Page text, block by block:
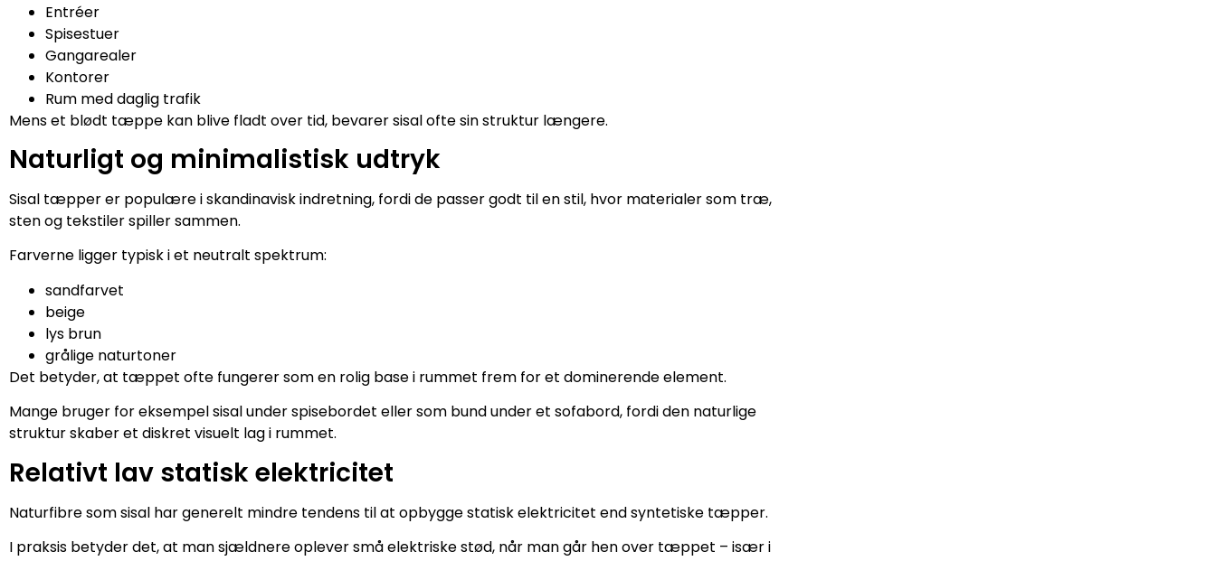
Entréer
Spisestuer
Gangarealer
Kontorer
Rum med daglig trafik
Mens et blødt tæppe kan blive fladt over tid, bevarer sisal ofte sin struktur længere.
Naturligt og minimalistisk udtryk
Sisal tæpper er populære i skandinavisk indretning, fordi de passer godt til en stil, hvor materialer som træ,
sten og tekstiler spiller sammen.
Farverne ligger typisk i et neutralt spektrum:
sandfarvet
beige
lys brun
grålige naturtoner
Det betyder, at tæppet ofte fungerer som en rolig base i rummet frem for et dominerende element.
Mange bruger for eksempel sisal under spisebordet eller som bund under et sofabord, fordi den naturlige
struktur skaber et diskret visuelt lag i rummet.
Relativt lav statisk elektricitet
Naturfibre som sisal har generelt mindre tendens til at opbygge statisk elektricitet end syntetiske tæpper.
I praksis betyder det, at man sjældnere oplever små elektriske stød, når man går hen over tæppet – især i